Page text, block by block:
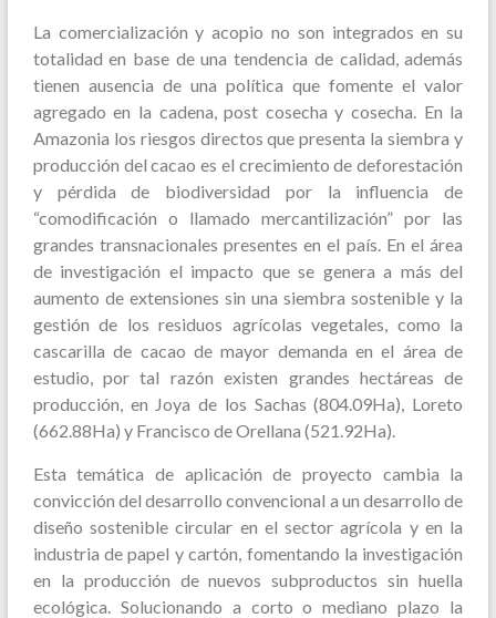
La comercialización y acopio no son integrados en su
totalidad en base de una tendencia de calidad, además
tienen ausencia de una política que fomente el valor
agregado en la cadena, post cosecha y cosecha. En la
Amazonia los riesgos directos que presenta la siembra y
producción del cacao es el crecimiento de deforestación
y pérdida de biodiversidad por la influencia de
“comodificación o llamado mercantilización” por las
grandes transnacionales presentes en el país. En el área
de investigación el impacto que se genera a más del
aumento de extensiones sin una siembra sostenible y la
gestión de los residuos agrícolas vegetales, como la
cascarilla de cacao de mayor demanda en el área de
estudio, por tal razón existen grandes hectáreas de
producción, en Joya de los Sachas (804.09Ha), Loreto
(662.88Ha) y Francisco de Orellana (521.92Ha).
Esta temática de aplicación de proyecto cambia la
convicción del desarrollo convencional a un desarrollo de
diseño sostenible circular en el sector agrícola y en la
industria de papel y cartón, fomentando la investigación
en la producción de nuevos subproductos sin huella
ecológica. Solucionando a corto o mediano plazo la